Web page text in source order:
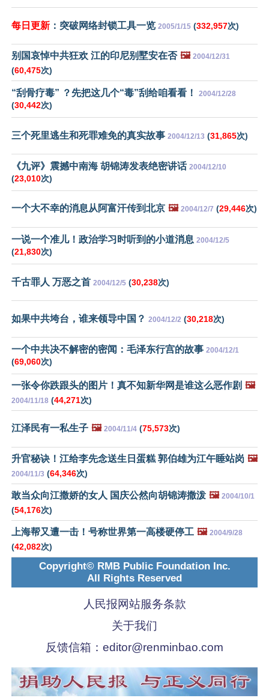
每日更新 ：突破网络封锁工具一览 2005/1/15 (332,957次)
别国哀悼中共狂欢 江的印尼别墅安在否 🖼️ 2004/12/31
(60,475次)
“刮骨疗毒” ？先把这几个“毒”刮给咱看看！ 2004/12/28
(30,442次)
三个死里逃生和死罪难免的真实故事 2004/12/13 (31,865次)
《九评》震撼中南海 胡锦涛发表绝密讲话 2004/12/10
(23,010次)
一个大不幸的消息从阿富汗传到北京 🖼️ 2004/12/7 (29,446次)
一说一个准儿！政治学习时听到的小道消息 2004/12/5
(21,830次)
千古罪人 万恶之首 2004/12/5 (30,238次)
如果中共垮台，谁来领导中国？ 2004/12/2 (30,218次)
一个中共决不解密的密闻：毛泽东行宫的故事 2004/12/1
(69,060次)
一张令你跌跟头的图片！真不知新华网是谁这么恶作剧 🖼️
2004/11/18 (44,271次)
江泽民有一私生子 🖼️ 2004/11/4 (75,573次)
升官秘诀！江给李先念送生日蛋糕 郭伯雄为江午睡站岗 🖼️
2004/11/3 (64,346次)
敢当众向江撒娇的女人 国庆公然向胡锦涛撒泼 🖼️ 2004/10/1
(54,176次)
上海帮又遭一击！号称世界第一高楼硬停工 🖼️ 2004/9/28
(42,082次)
Copyright© RMB Public Foundation Inc.
All Rights Reserved
人民报网站服务条款
关于我们
反馈信箱： editor@renminbao.com